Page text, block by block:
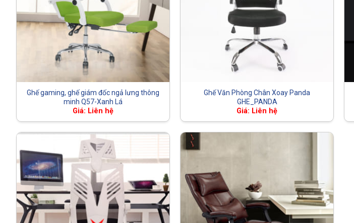
Ghế gaming, ghế giám đốc ngả lưng thông
minh Q57-Xanh Lá
Giá: Liên hệ
Ghế Văn Phòng Chân Xoay Panda
GHE_PANDA
Giá: Liên hệ